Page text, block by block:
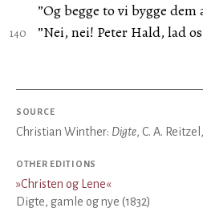
”Og begge to vi bygge
”Nei, nei! Peter Hald, lad
SOURCE
Christian Winther: Digte, C. A.
OTHER EDITIONS
»Christen og Lene«
Digte, gamle og nye (1832)